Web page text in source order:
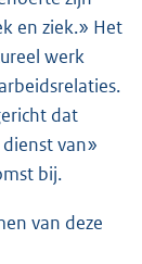
en ziek.» Het
werk
dat
van»
bij.
van deze